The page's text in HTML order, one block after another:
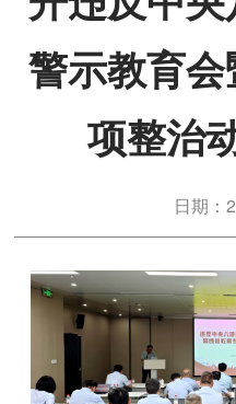
警示教育
项整治
日期：